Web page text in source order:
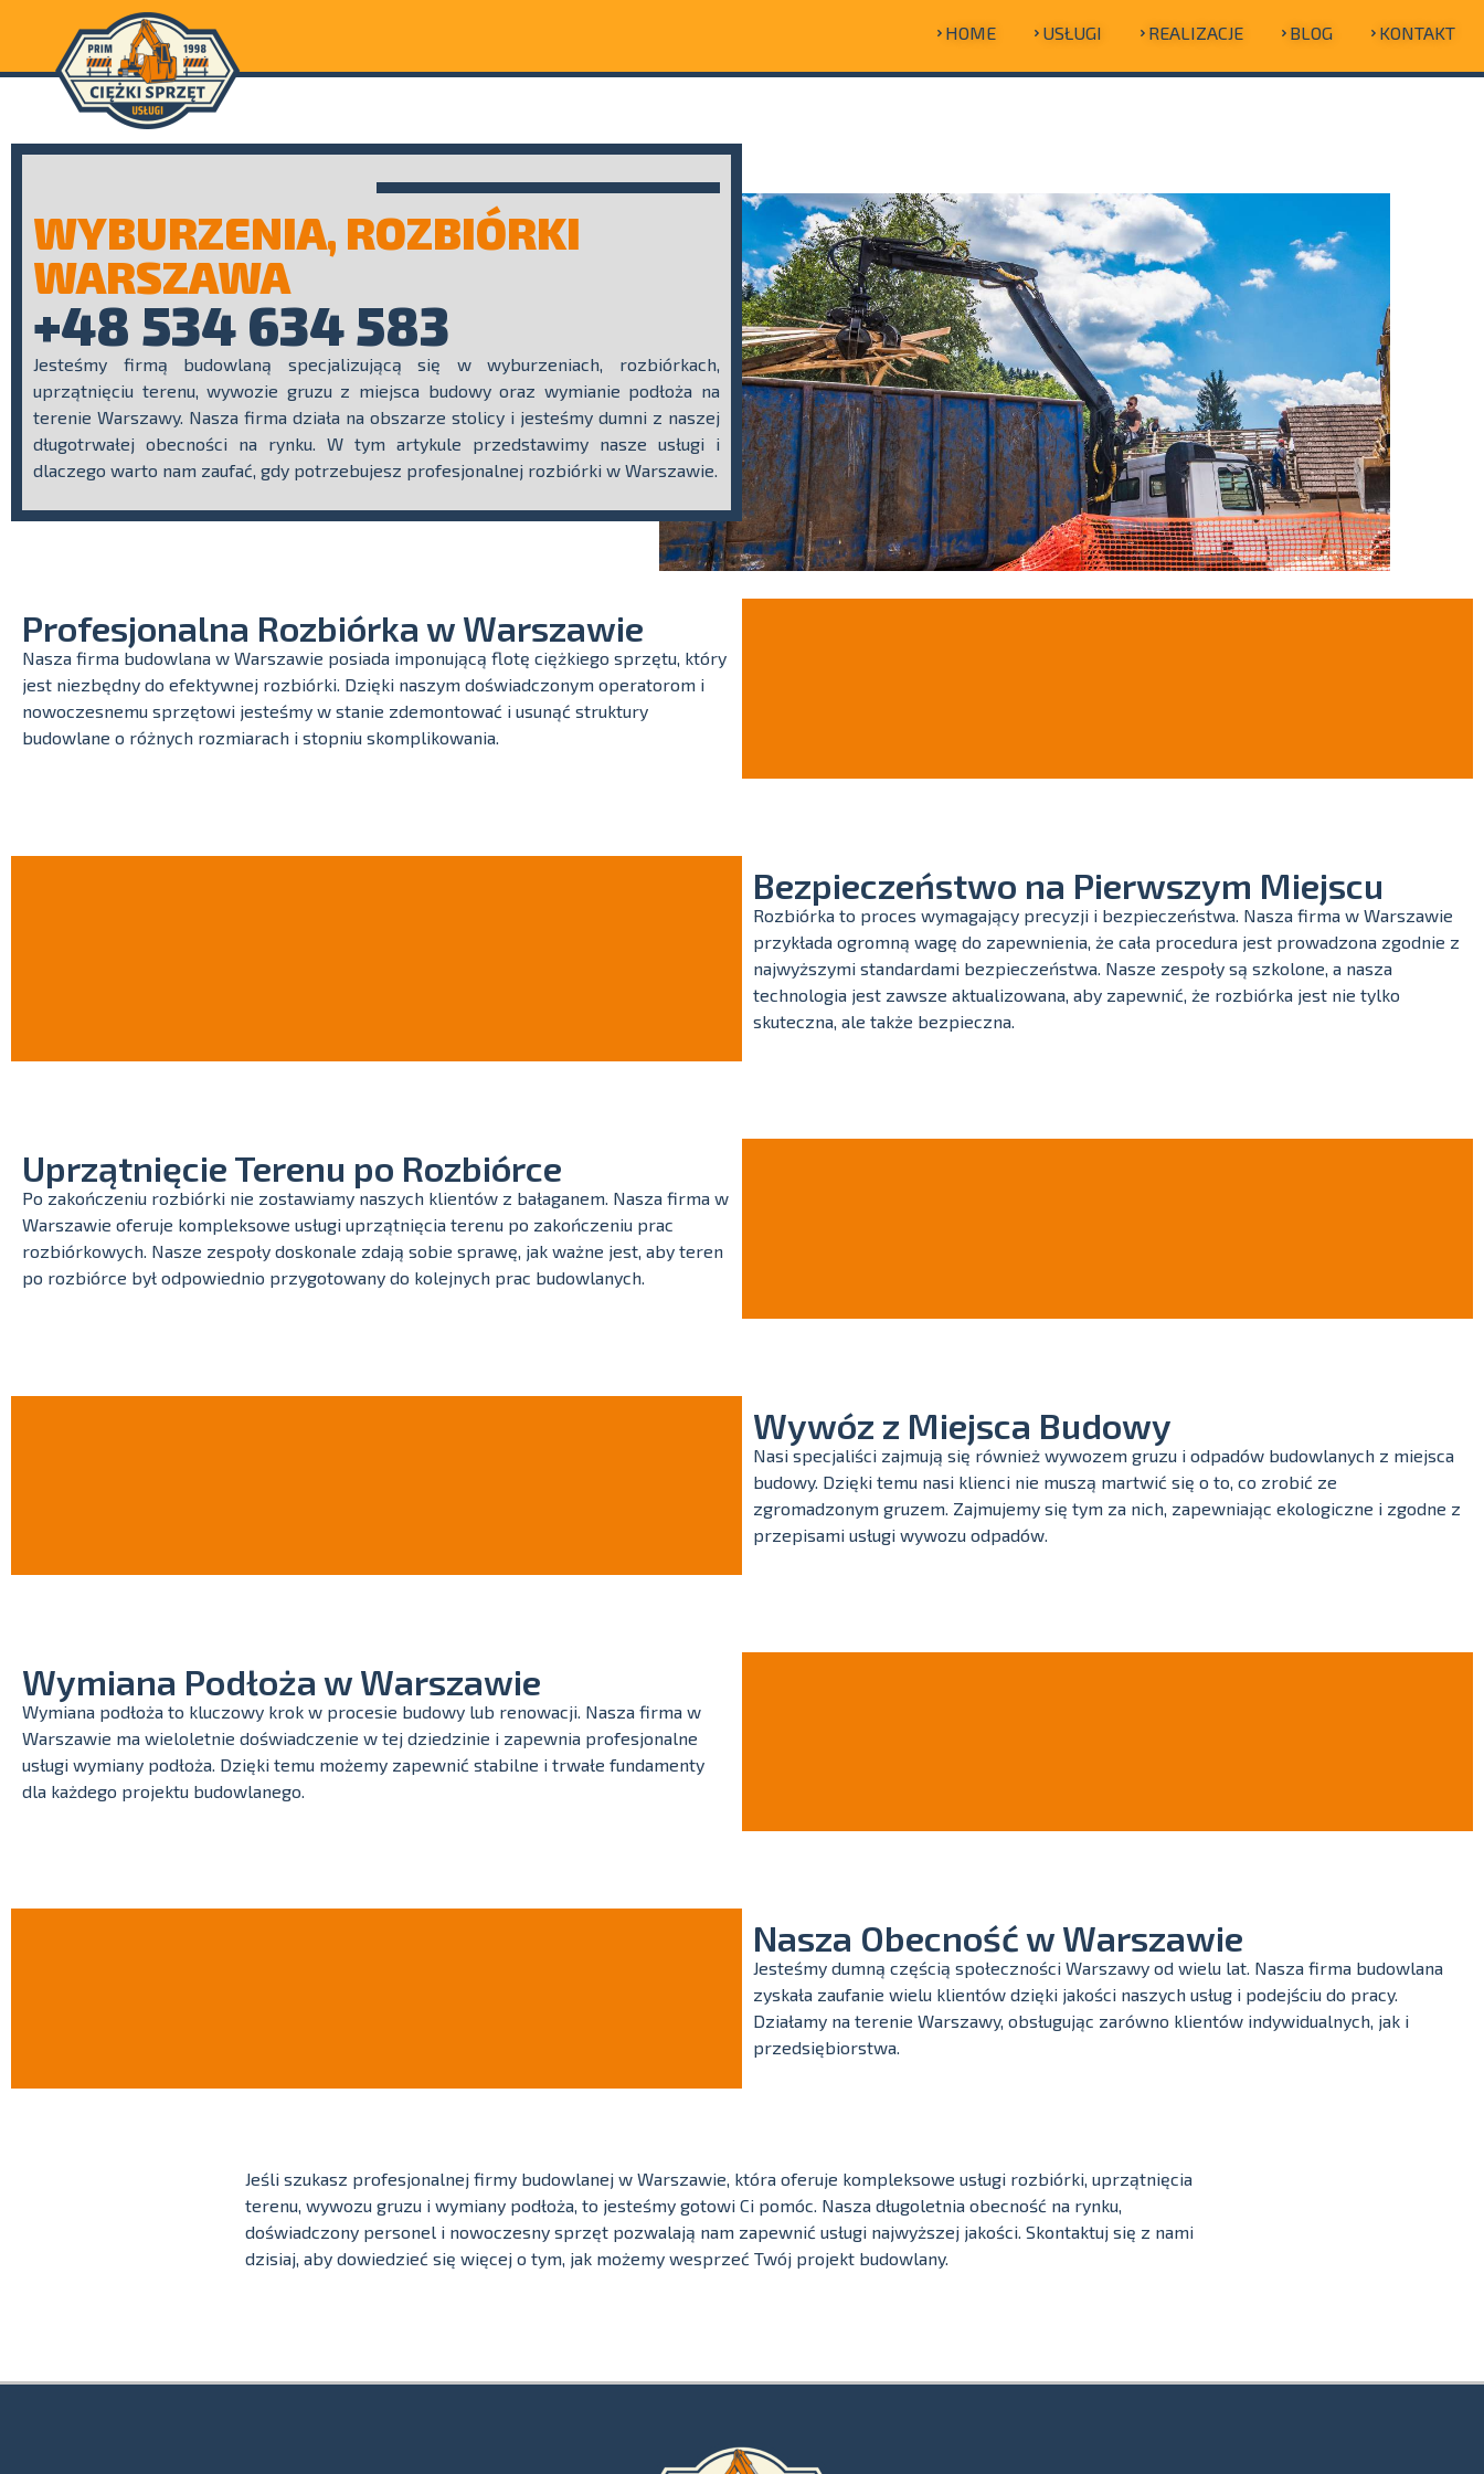
HOME USŁUGI REALIZACJE BLOG KONTAKT
WYBURZENIA, ROZBIÓRKI
WARSZAWA
+48 534 634 583
Jesteśmy firmą budowlaną specjalizującą się w wyburzeniach, rozbiórkach,
uprzątnięciu terenu, wywozie gruzu z miejsca budowy oraz wymianie podłoża na
terenie Warszawy. Nasza firma działa na obszarze stolicy i jesteśmy dumni z naszej
długotrwałej obecności na rynku. W tym artykule przedstawimy nasze usługi i
dlaczego warto nam zaufać, gdy potrzebujesz profesjonalnej rozbiórki w Warszawie.
Profesjonalna Rozbiórka w Warszawie
Nasza firma budowlana w Warszawie posiada imponującą flotę ciężkiego sprzętu, który
jest niezbędny do efektywnej rozbiórki. Dzięki naszym doświadczonym operatorom i
nowoczesnemu sprzętowi jesteśmy w stanie zdemontować i usunąć struktury
budowlane o różnych rozmiarach i stopniu skomplikowania.
Bezpieczeństwo na Pierwszym Miejscu
Rozbiórka to proces wymagający precyzji i bezpieczeństwa. Nasza firma w Warszawie
przykłada ogromną wagę do zapewnienia, że cała procedura jest prowadzona zgodnie z
najwyższymi standardami bezpieczeństwa. Nasze zespoły są szkolone, a nasza
technologia jest zawsze aktualizowana, aby zapewnić, że rozbiórka jest nie tylko
skuteczna, ale także bezpieczna.
Uprzątnięcie Terenu po Rozbiórce
Po zakończeniu rozbiórki nie zostawiamy naszych klientów z bałaganem. Nasza firma w
Warszawie oferuje kompleksowe usługi uprzątnięcia terenu po zakończeniu prac
rozbiórkowych. Nasze zespoły doskonale zdają sobie sprawę, jak ważne jest, aby teren
po rozbiórce był odpowiednio przygotowany do kolejnych prac budowlanych.
Wywóz z Miejsca Budowy
Nasi specjaliści zajmują się również wywozem gruzu i odpadów budowlanych z miejsca
budowy. Dzięki temu nasi klienci nie muszą martwić się o to, co zrobić ze
zgromadzonym gruzem. Zajmujemy się tym za nich, zapewniając ekologiczne i zgodne z
przepisami usługi wywozu odpadów.
Wymiana Podłoża w Warszawie
Wymiana podłoża to kluczowy krok w procesie budowy lub renowacji. Nasza firma w
Warszawie ma wieloletnie doświadczenie w tej dziedzinie i zapewnia profesjonalne
usługi wymiany podłoża. Dzięki temu możemy zapewnić stabilne i trwałe fundamenty
dla każdego projektu budowlanego.
Nasza Obecność w Warszawie
Jesteśmy dumną częścią społeczności Warszawy od wielu lat. Nasza firma budowlana
zyskała zaufanie wielu klientów dzięki jakości naszych usług i podejściu do pracy.
Działamy na terenie Warszawy, obsługując zarówno klientów indywidualnych, jak i
przedsiębiorstwa.
Jeśli szukasz profesjonalnej firmy budowlanej w Warszawie, która oferuje kompleksowe usługi rozbiórki, uprzątnięcia
terenu, wywozu gruzu i wymiany podłoża, to jesteśmy gotowi Ci pomóc. Nasza długoletnia obecność na rynku,
doświadczony personel i nowoczesny sprzęt pozwalają nam zapewnić usługi najwyższej jakości. Skontaktuj się z nami
dzisiaj, aby dowiedzieć się więcej o tym, jak możemy wesprzeć Twój projekt budowlany.